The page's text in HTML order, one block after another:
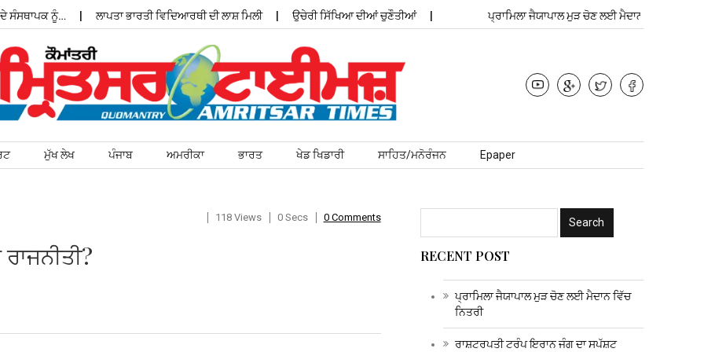
ਨੂੰ… ਲਾਪਤਾ ਭਾਰਤੀ ਵਿਦਿਆਰਥੀ ਦੀ ਲਾਸ਼ ਮਿਲੀ ਉਚੇਰੀ ਸਿੱਖਿਆ ਦੀਆਂ ਚੁਣੌਤੀਆਂ ਪ੍ਰਾਮਿਲਾ ਜੈਯਾਪਾਲ ਮੁੜ ਚੋਣ ਲਈ ਮੈਦਾਨ ਵਿੱਚ ਨਿਤਰੀ
ਮੁੱਖ ਲੇਖ ਪੰਜਾਬ ਅਮਰੀਕਾ ਭਾਰਤ ਖੇਡ ਖਿਡਾਰੀ ਸਾਹਿਤ/ਮਨੋਰੰਜਨ Epaper
118 Views 0 Secs 0 Comments
RECENT POST
ਪ੍ਰਾਮਿਲਾ ਜੈਯਾਪਾਲ ਮੁੜ ਚੋਣ ਲਈ ਮੈਦਾਨ ਵਿੱਚ
ਨਿਤਰੀ
ਰਾਸ਼ਟਰਪਤੀ ਟਰੰਪ ਇਰਾਨ ਜੰਗ ਦਾ ਸਪੱਸ਼ਟ